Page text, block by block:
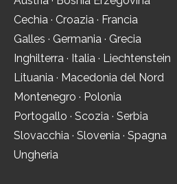
Cechia · Croazia · Francia
Galles · Germania · Grecia
Inghilterra · Italia · Liechtenstein
Lituania · Macedonia del Nord
Montenegro · Polonia
Portogallo · Scozia · Serbia
Slovacchia · Slovenia · Spagna
Ungheria